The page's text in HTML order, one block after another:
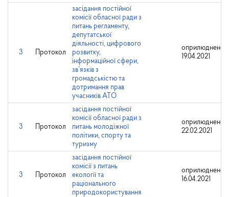
3 Протокол
засідання постійної
комісії обласної ради з
питань регламенту,
депутатської
діяльності, цифрового
розвитку,
інформаційної сфери,
зв’язків з
громадськістю та
дотримання прав
учасників АТО
оприлюднено:
19.04.2021
3 Протокол
засідання постійної
комісії обласної ради з
питань молодіжної
політики, спорту та
туризму
оприлюднено:
22.02.2021
3 Протокол
засідання постійної
комісії з питань
екології та
раціонального
природокористування
оприлюднено:
16.04.2021